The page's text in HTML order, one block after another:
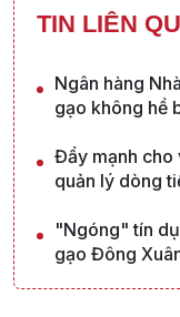
TIN LIÊN
Ngân hàng
gạo không hề
Đẩy mạnh cho
quản lý dòng
"Ngóng" tín
gạo Đông